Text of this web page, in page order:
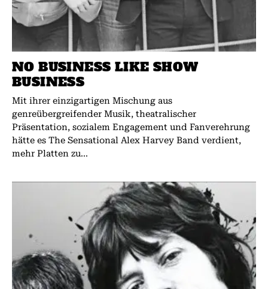
NO BUSINESS LIKE SHOW
BUSINESS
Mit ihrer einzigartigen Mischung aus
genreübergreifender Musik, theatralischer
Präsentation, sozialem Engagement und Fanverehrung
hätte es The Sensational Alex Harvey Band verdient,
mehr Platten zu...